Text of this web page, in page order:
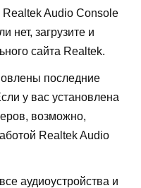
Realtek Audio Console
нет, загрузите и
сайта Realtek.
последние
у вас установлена
возможно,
Realtek Audio
аудиоустройства и